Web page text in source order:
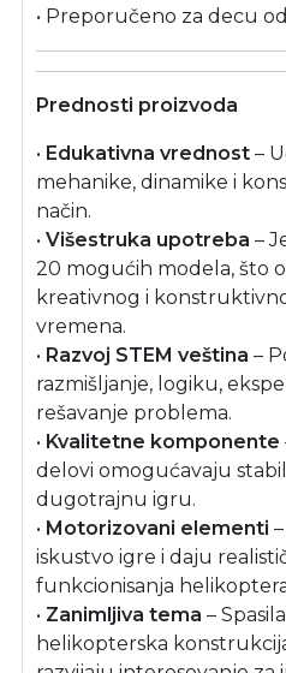
• Preporučeno za decu
Prednosti proizvoda
• Edukativna vrednost –
mehanike, dinamike i
način.
•Višestruka upotreba –
20 mogućih modela, što
kreativnog i
vremena.
• Razvoj STEM veština –
razmišljanje, logiku,
rešavanje problema.
• Kvalitetne komponente
delovi omogućavaju
dugotrajnu igru.
• Motorizovani elementi
iskustvo igre i daju
funkcionisanja
• Zanimljiva tema –
helikopterska